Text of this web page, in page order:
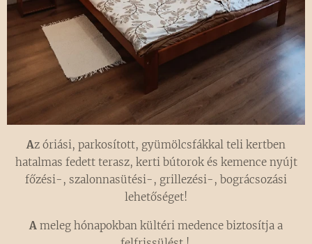
Az óriási, parkosított, gyümölcsfákkal teli kertben
hatalmas fedett terasz, kerti bútorok és kemence nyújt
főzési-, szalonnasütési-, grillezési-, bográcsozási
lehetőséget!
A meleg hónapokban kültéri medence biztosítja a